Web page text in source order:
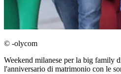
© -olycom
Weekend milanese per la big family
l'anniversario di matrimonio con le